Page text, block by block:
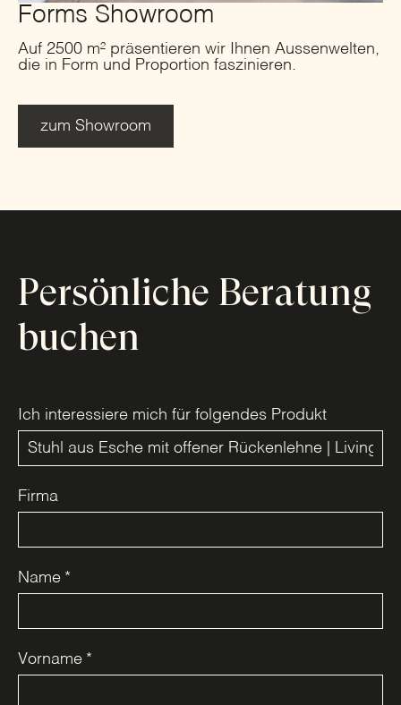
Forms Showroom
Auf 2500 m² präsentieren wir Ihnen Aussenwelten,
die in Form und Proportion faszinieren.
zum Showroom
Persönliche Beratung
buchen
Ich interessiere mich für folgendes Produkt
Firma
Name *
Vorname *